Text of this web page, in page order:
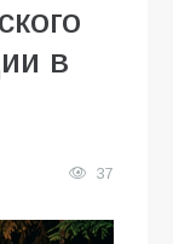
в
37